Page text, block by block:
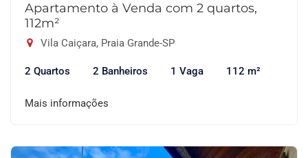
Apartamento à Venda com 2 quartos,
112m²
Vila Caiçara, Praia Grande-SP
2 Quartos 2 Banheiros 1 Vaga 112 m²
Mais informações